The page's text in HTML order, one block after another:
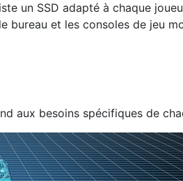
un SSD adapté à chaque
bureau et les consoles de jeu
aux besoins spécifiques de